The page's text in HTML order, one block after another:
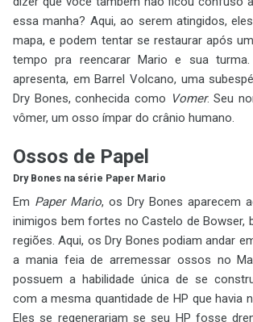
essa manha? Aqui, ao serem atingidos,
mapa, e podem tentar se restaurar após
tempo pra reencarar Mario e sua
apresenta, em Barrel Volcano, uma
Dry Bones, conhecida como Vomer. Seu
vômer, um osso ímpar do crânio humano.
Ossos de Papel
Dry Bones na série Paper Mario
Em Paper Mario, os Dry Bones aparecem
inimigos bem fortes no Castelo de Bowser,
regiões. Aqui, os Dry Bones podiam andar
a mania feia de arremessar ossos no
possuem a habilidade única de se
com a mesma quantidade de HP que havia
Eles se regenerariam se seu HP fosse